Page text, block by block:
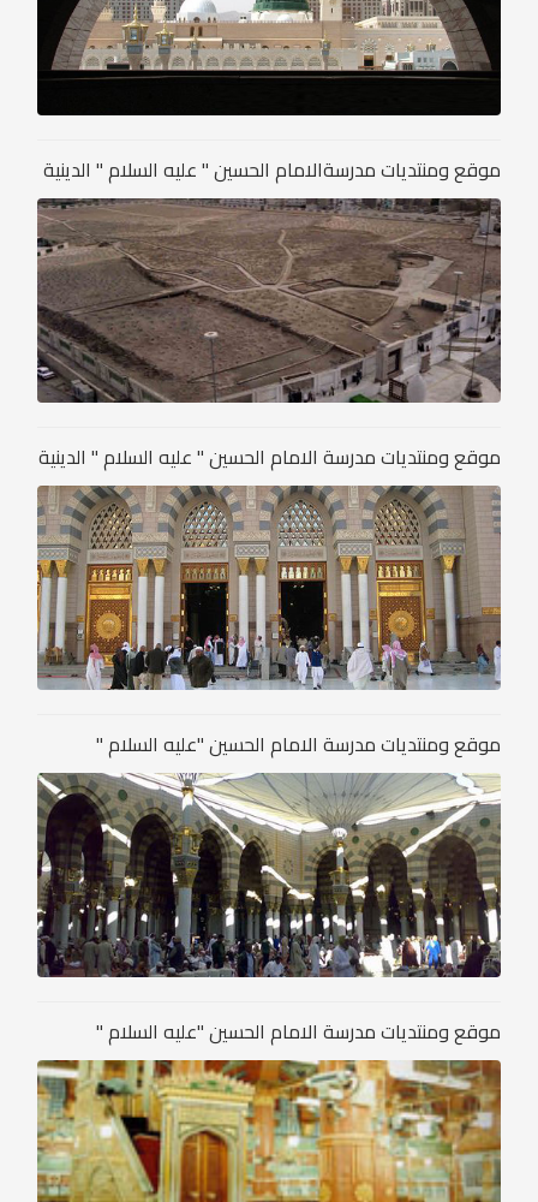
موقع ومنتديات مدرسةالامام الحسين " عليه السلام " الدينية
موقع ومنتديات مدرسة الامام الحسين " عليه السلام " الدينية
موقع ومنتديات مدرسة الامام الحسين "عليه السلام "
موقع ومنتديات مدرسة الامام الحسين "عليه السلام "